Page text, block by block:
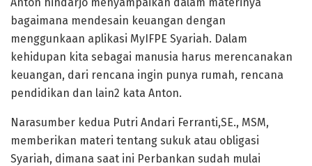
bagaimana mendesain keuangan dengan
menggunkaan aplikasi MyIFPE Syariah. Dalam
kehidupan kita sebagai manusia harus merencanakan
keuangan, dari rencana ingin punya rumah, rencana
pendidikan dan lain2 kata Anton.
Narasumber kedua Putri Andari Ferranti,SE., MSM,
memberikan materi tentang sukuk atau obligasi
Syariah, dimana saat ini Perbankan sudah mulai